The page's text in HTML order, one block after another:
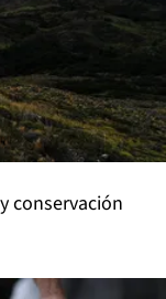
conservación